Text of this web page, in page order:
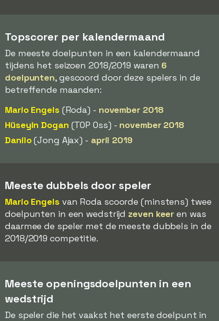
Topscorer per kalendermaand
De meeste doelpunten in een kalendermaand
tijdens het seizoen 2018/2019 waren 6
doelpunten, gescoord door deze spelers in de
betreffende maanden:
Mario Engels (Roda) - november 2018
Hüseyin Dogan (TOP Oss) - november 2018
Danilo(Jong Ajax) - april 2019
Meeste dubbels door speler
Mario Engels van Roda scoorde (minstens) twee
doelpunten in een wedstrijd zeven keer en was
daarmee de speler met de meeste dubbels in de
2018/2019 competitie.
Meeste openingsdoelpunten in een
wedstrijd
De speler die het vaakst het eerste doelpunt in